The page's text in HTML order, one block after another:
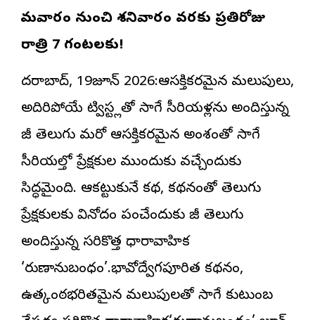
సోమవారం నుంచి శనివారం వరకు ప్రతిరోజు
రాత్రి 7 గంటలకు!
హైదరాబాద్, 19జూన్ 2026:ఆసక్తికరమైన మలుపులు,
అదిరిపోయే ట్విస్ట్లతో సాగే సీరియళ్లను అందిస్తున్న
జీ తెలుగు మరో ఆసక్తికరమైన అంశంతో సాగే
సీరియల్తో ప్రేక్షకుల ముందుకు వచ్చేందుకు
సిద్ధమైంది. ఆకట్టుకునే కథ, కథనంతో తెలుగు
ప్రేక్షకులకు వినోదం పంచేందుకు జీ తెలుగు
అందిస్తున్న సరికొత్త ధారావాహిక
‘రుణానుబంధం’.భావోద్వేగపూరిత కథనం,
ఉత్కంఠభరితమైన మలుపులతో సాగే కుటుంబ